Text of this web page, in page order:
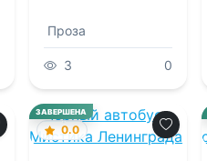
Проза
3 0
ЗАВЕРШЕНА
0.0